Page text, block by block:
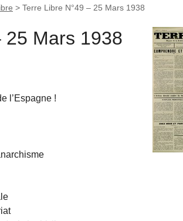
> Terre Libre N°49 – 25 Mars 1938
25 Mars 1938
l’Espagne !